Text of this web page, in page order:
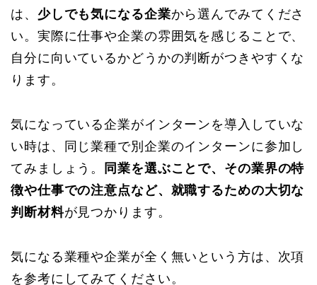
は、 少しでも気になる企業から選んでみてくださ
い。実際に仕事や企業の雰囲気を感じることで、
自分に向いているかどうかの判断がつきやすくな
ります。
気になっている企業がインターンを導入していな
い時は、同じ業種で別企業のインターンに参加し
てみましょう。
同業を選ぶことで、その業界の特
徴や仕事での注意点など、就職するための大切な
判断材料が見つかります。
気になる業種や企業が全く無いという方は、次項
を参考にしてみてください。